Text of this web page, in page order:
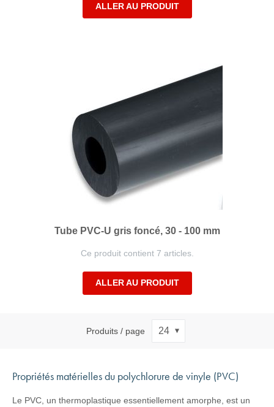
ALLER AU PRODUIT
Tube PVC-U gris foncé, 30 - 100 mm
Ce produit contient 7 articles.
ALLER AU PRODUIT
Produits / page
Propriétés matérielles du polychlorure de vinyle (PVC)
Le PVC, un thermoplastique essentiellement amorphe, est un